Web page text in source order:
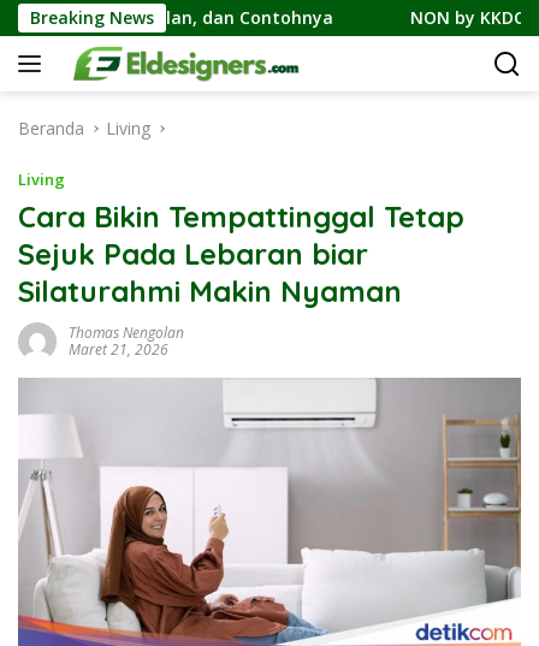
Langsung
ke
konten
Breaking News
Cicilan, dan Contohnya NON by KKDC, Kafe
Beranda Living
Living
Cara Bikin Tempattinggal Tetap
Sejuk Pada Lebaran biar
Silaturahmi Makin Nyaman
Thomas Nengolan
Maret 21, 2026